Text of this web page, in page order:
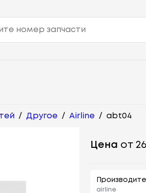
/ Другое / Airline / abt04
Цена от
airline